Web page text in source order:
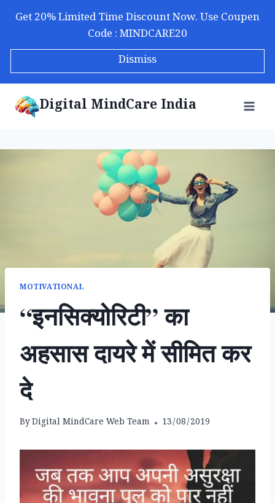
Get 20% Limited Time Discount Now. Use Coupen
Code : MINDCARE20
Dismiss
Digital MindCare India
MOTIVATIONAL
“इनसिक्योरिटी” का
अहसास दायरे में सीमित कर
दे
ByDigital MindCare Web Team 13/08/2019